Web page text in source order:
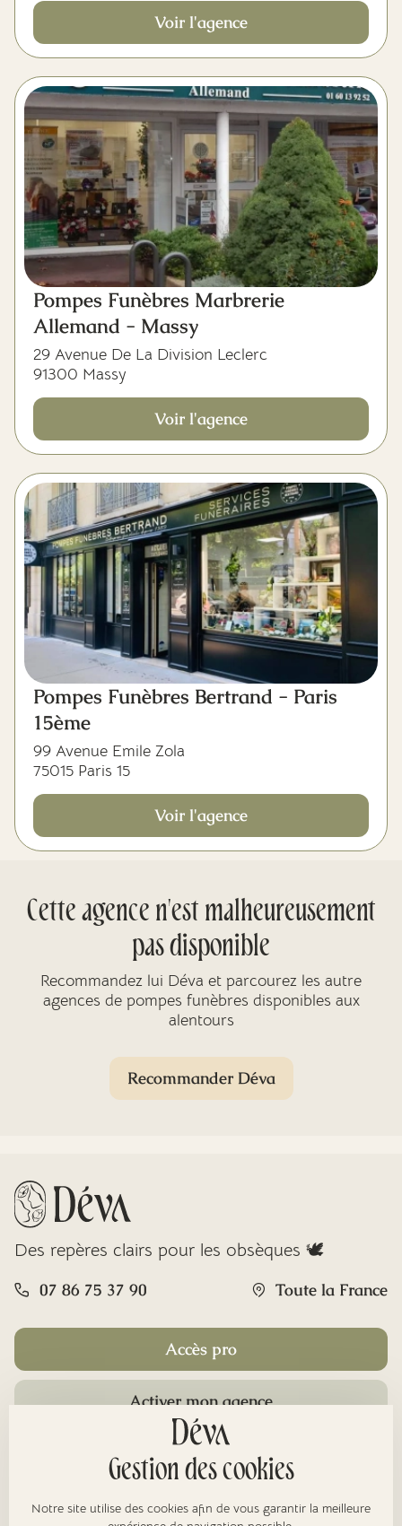
Voir l'agence
Pompes Funèbres Marbrerie
Allemand - Massy
29 Avenue De La Division Leclerc
91300 Massy
Voir l'agence
Pompes Funèbres Bertrand - Paris
15ème
99 Avenue Emile Zola
75015 Paris 15
Voir l'agence
Cette agence n'est malheureusement
pas disponible
Recommandez lui Déva et parcourez les autre
agences de pompes funèbres disponibles aux
alentours
Recommander Déva
Des repères clairs pour les obsèques 🕊️
07 86 75 37 90 Toute la France
Accès pro
Activer mon agence
Gestion des cookies
Notre site utilise des cookies afin de vous garantir la meilleure